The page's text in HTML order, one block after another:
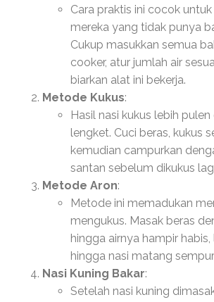
Cara praktis ini cocok
mereka yang tidak punya
Cukup masukkan semua
cooker, atur jumlah air
biarkan alat ini bekerja.
Metode Kukus:
Hasil nasi kukus lebih
lengket. Cuci beras, kukus
kemudian campurkan
santan sebelum dikukus
Metode Aron:
Metode ini memadukan
mengukus. Masak beras
hingga airnya hampir habis,
hingga nasi matang
Nasi Kuning Bakar:
Setelah nasi kuning